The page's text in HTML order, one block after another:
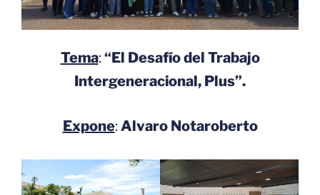
Tema: “El Desafío del Trabajo
Intergeneracional, Plus”.
Expone: Alvaro Notaroberto